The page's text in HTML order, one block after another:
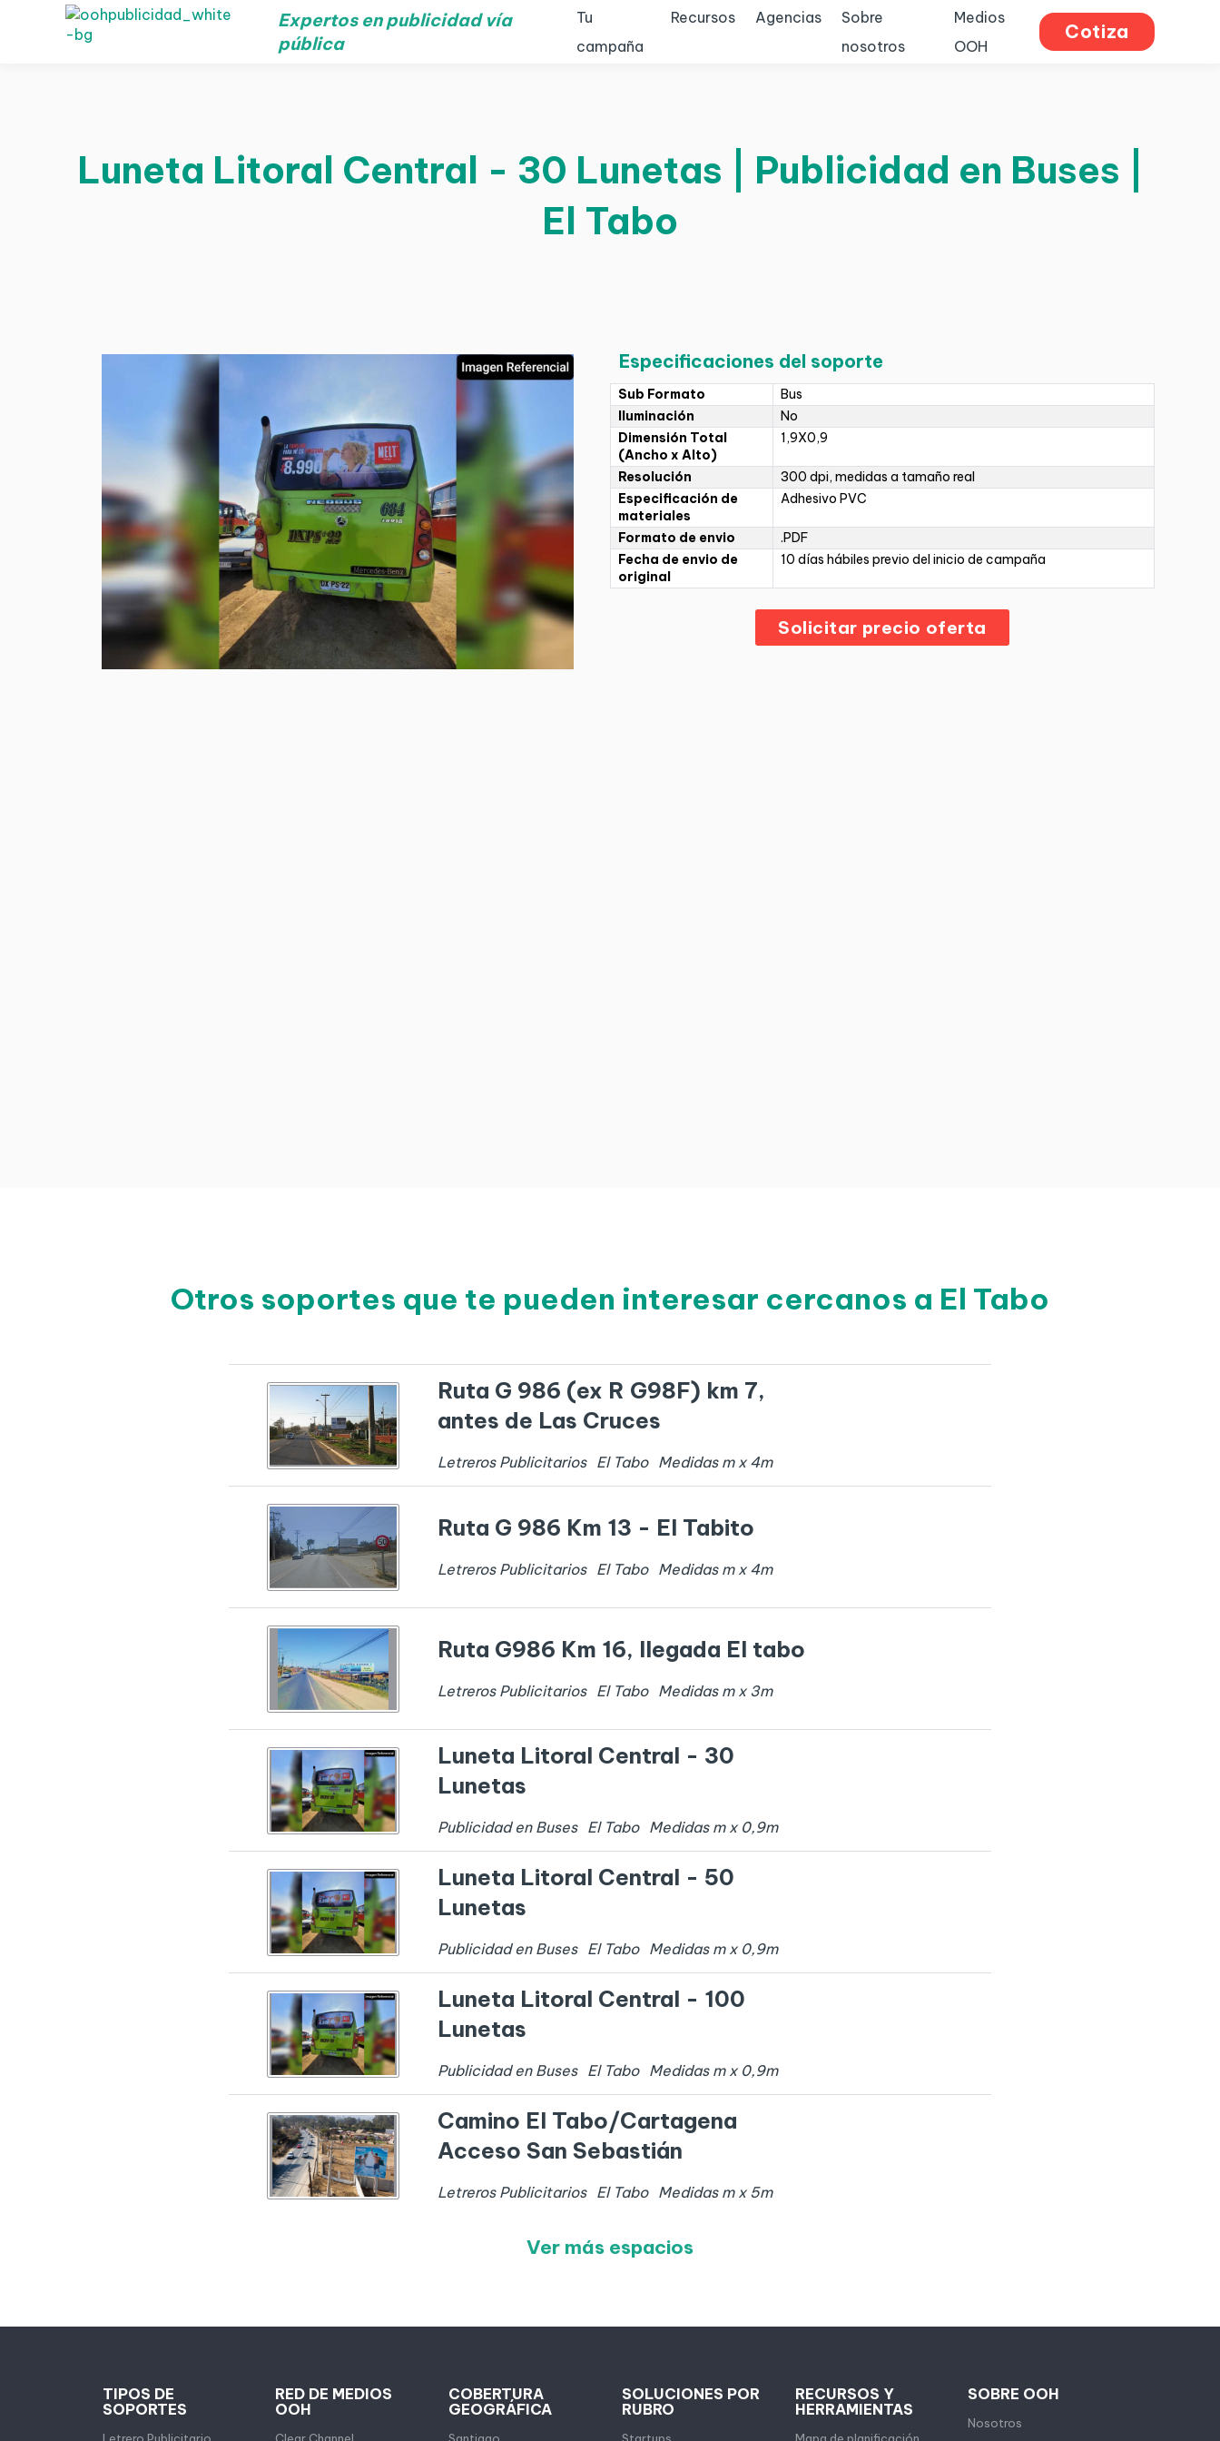
Expertos en publicidad vía
pública
Tu
campaña
Recursos Agencias
Sobre
nosotros
Medios
OOH
Cotiza
Luneta Litoral Central - 30 Lunetas | Publicidad en Buses |
El Tabo
Especificaciones del soporte
Sub Formato
Bus
Iluminación
No
Dimensión Total
(Ancho x Alto)
1,9X0,9
Resolución
300 dpi, medidas a tamaño real
Especificación de
materiales
Adhesivo PVC
Formato de envio
.PDF
Fecha de envio de
original
10 días hábiles previo del inicio de campaña
Solicitar precio oferta
Otros soportes que te pueden interesar cercanos a El Tabo
Ruta G 986 (ex R G98F) km 7,
antes de Las Cruces
Letreros Publicitarios El Tabo Medidas m x 4m
Ruta G 986 Km 13 - El Tabito
Letreros Publicitarios El Tabo Medidas m x 4m
Ruta G986 Km 16, llegada El tabo
Letreros Publicitarios El Tabo Medidas m x 3m
Luneta Litoral Central - 30
Lunetas
Publicidad en Buses El Tabo Medidas m x 0,9m
Luneta Litoral Central - 50
Lunetas
Publicidad en Buses El Tabo Medidas m x 0,9m
Luneta Litoral Central - 100
Lunetas
Publicidad en Buses El Tabo Medidas m x 0,9m
Camino El Tabo/Cartagena
Acceso San Sebastián
Letreros Publicitarios El Tabo Medidas m x 5m
Ver más espacios
TIPOS DE
SOPORTES
Letrero Publicitario
RED DE MEDIOS
OOH
Clear Channel
COBERTURA
GEOGRÁFICA
Santiago
SOLUCIONES POR
RUBRO
Startups
RECURSOS Y
HERRAMIENTAS
Mapa de planificación
SOBRE OOH
Nosotros